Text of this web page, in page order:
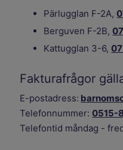
Pärlugglan F-2A,
Berguven F-2B,
Kattugglan 3-6,
Fakturafrågor
E-postadress:
Telefonnummer:0515-
Telefontid måndag -